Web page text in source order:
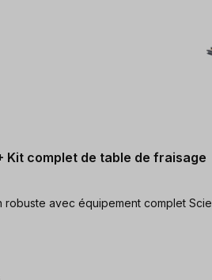
Kit complet de table de fraisage